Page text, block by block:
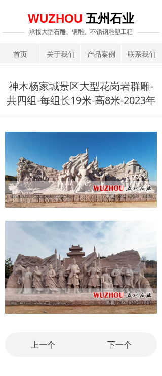
承接大型石雕、铜雕、不锈钢雕塑工程
WUZHOU 五州石业
首页 关于我们 产品案例 联系我们
神木杨家城景区大型花岗岩群雕-
共四组-每组长19米-高8米-2023年
上一个 下一个